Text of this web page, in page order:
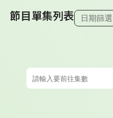
節目單集列表 日期篩選